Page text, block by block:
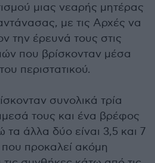
μιας νεαρής μητέρας
με τις Αρχές να
την έρευνά τους στις
που βρίσκονταν μέσα
περιστατικού.
συνολικά τρία
τους και ένα βρέφος
τα άλλα δύο είναι 3,5 και 7
που προκαλεί ακόμη